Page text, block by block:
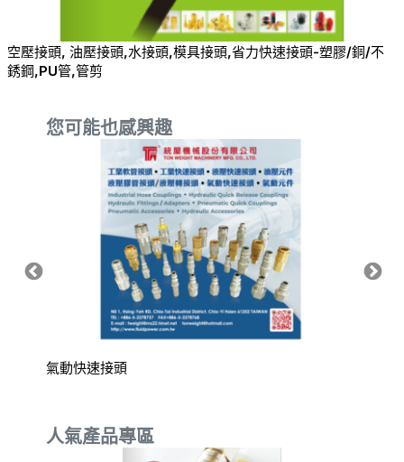
空壓接頭, 油壓接頭,水接頭,模具接頭,省力快速接頭-塑膠/銅/不
銹鋼,PU管,管剪
您可能也感興趣
氣動快速接頭
人氣產品專區